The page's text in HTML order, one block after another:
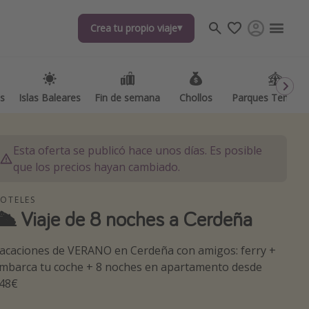
Crea tu propio viaje
Islas Baleares Fin de semana Chollos Parques
Crea tu propio viaje
Islas Baleares Fin de semana Chollos Parques
destinos
Esta oferta se publicó hace unos días. Es posible
que los precios hayan cambiado.
Viaje de 8 noches a Cerdeña
de VERANO en Cerdeña con amigos: ferry +
tu coche + 8 noches en apartamento desde